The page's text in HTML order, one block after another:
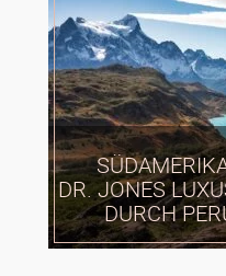
DR. JONES
DURCH